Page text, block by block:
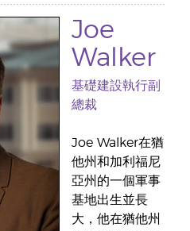
Joe
Walker
基礎建設執行副
總裁
Joe Walker在猶
他州和加利福尼
亞州的一個軍事
基地出生並長
大，他在猶他州